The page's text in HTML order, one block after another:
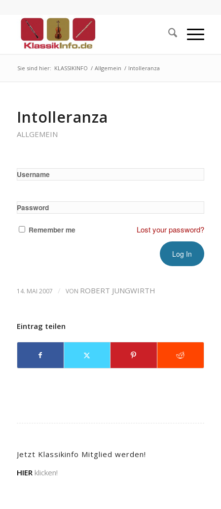
Sie sind hier: KLASSIKINFO / Allgemein / Intolleranza
Intolleranza
ALLGEMEIN
Username
Password
Remember me Lost your password?
14. MAI 2007 / VON ROBERT JUNGWIRTH
Eintrag teilen
Jetzt Klassikinfo Mitglied werden!
HIER klicken!